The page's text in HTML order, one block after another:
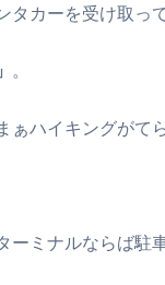
タカーを受け取っ
。
ぁハイキングがて
ーミナルならば駐